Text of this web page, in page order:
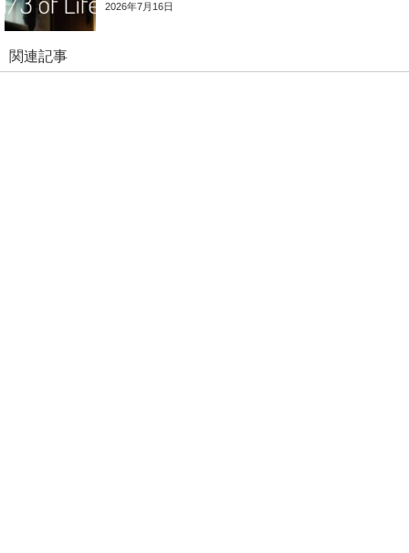
2026年7月16日
関連記事